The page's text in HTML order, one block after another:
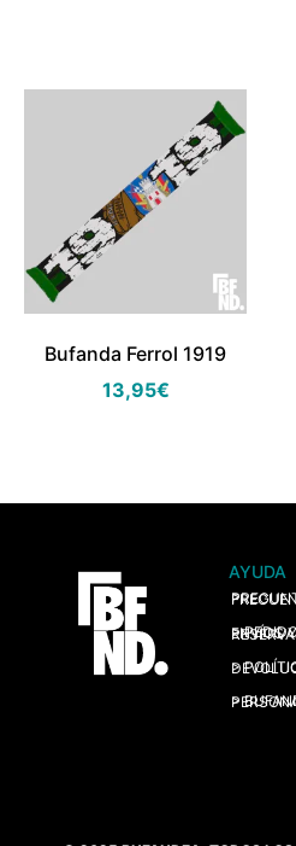
Bufanda Ferrol 1919
13,95€
AYUDA
> PREGUNTAS
> PEDIDOS, ENVÍOS Y
> POLÍTICA DE
> BUFANDAS